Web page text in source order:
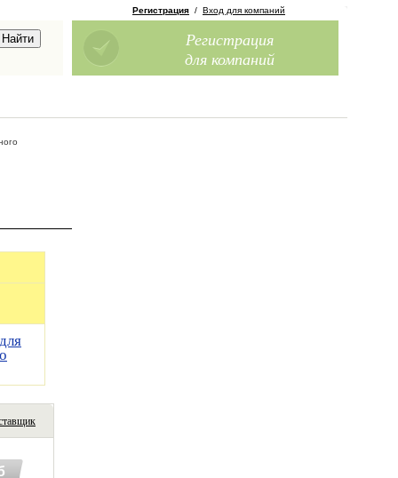
Регистрация / Вход для компаний
Регистрация
для компаний